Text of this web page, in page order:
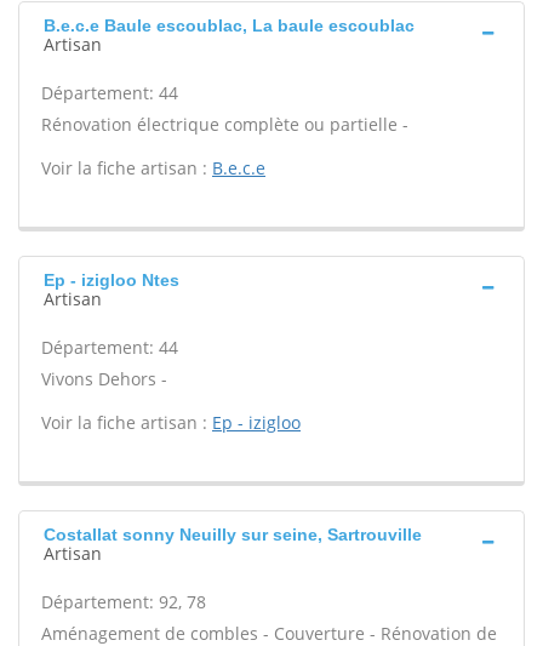
B.e.c.e Baule escoublac, La baule escoublac
Artisan
Département: 44
Rénovation électrique complète ou partielle -
Voir la fiche artisan : B.e.c.e
Ep - izigloo Ntes
Artisan
Département: 44
Vivons Dehors -
Voir la fiche artisan : Ep - izigloo
Costallat sonny Neuilly sur seine, Sartrouville
Artisan
Département: 92, 78
Aménagement de combles - Couverture - Rénovation de